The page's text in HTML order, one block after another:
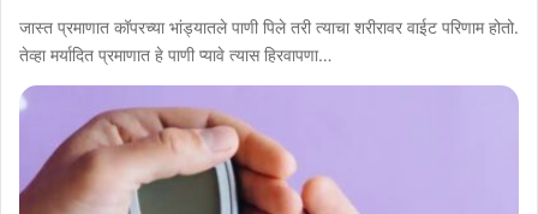
जास्त प्रमाणात कॉपरच्या भांड्यातले पाणी पिले तरी त्याचा शरीरावर वाईट परिणाम होतो.
तेव्हा मर्यादित प्रमाणात हे पाणी प्यावे त्यास हिरवापणा…